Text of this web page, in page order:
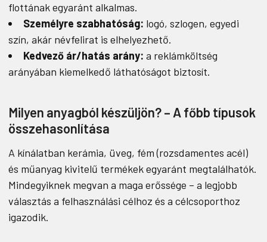
flottának egyaránt alkalmas.
Személyre szabhatóság: logó, szlogen, egyedi
szín, akár névfelirat is elhelyezhető.
Kedvező ár/hatás arány: a reklámköltség
arányában kiemelkedő láthatóságot biztosít.
Milyen anyagból készüljön? – A főbb típusok
összehasonlítása
A kínálatban kerámia, üveg, fém (rozsdamentes acél)
és műanyag kivitelű termékek egyaránt megtalálhatók.
Mindegyiknek megvan a maga erőssége – a legjobb
választás a felhasználási célhoz és a célcsoporthoz
igazodik.